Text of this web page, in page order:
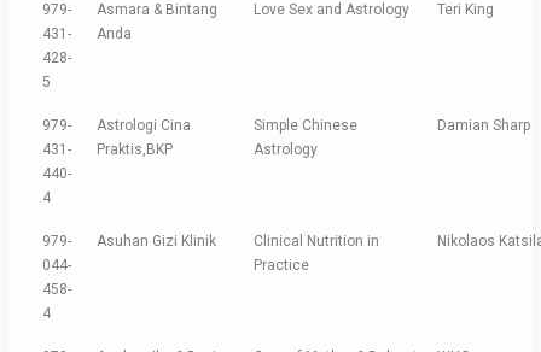
979-
431-
428-
5
Asmara & Bintang
Anda
Love Sex and Astrology Teri King
979-
431-
440-
4
Astrologi Cina
Praktis,BKP
Simple Chinese
Astrology
Damian Sharp
979-
044-
458-
4
Asuhan Gizi Klinik
Clinical Nutrition in
Practice
Nikolaos